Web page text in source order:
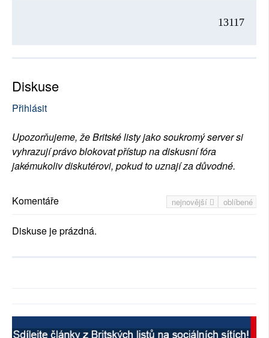
13117
Diskuse
Přihlásit
Upozorňujeme, že Britské listy jako soukromý server si
vyhrazují právo blokovat přístup na diskusní fóra
jakémukoliv diskutérovi, pokud to uznají za důvodné.
nejnovější oblíbené
Komentáře
Diskuse je prázdná.